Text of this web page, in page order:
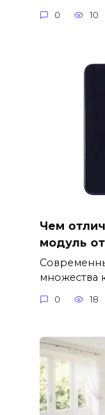
0 10
Чем
модуль
множества
0 18